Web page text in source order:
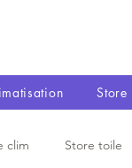
Store
clim Store toile